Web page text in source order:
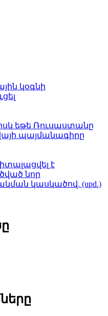
կօգնի
եթե Ռուսաստանը
պայմանագիրը
է
նոր
կասկածով. (upd.)